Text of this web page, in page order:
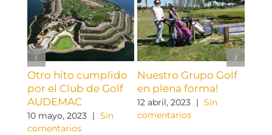
Otro hito cumplido
por el Club de Golf
AUDEMAC
10 mayo, 2023 | Sin
comentarios
Nuestro Grupo Golf
en plena forma!
12 abril, 2023 | Sin
comentarios